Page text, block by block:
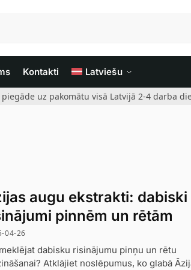
Kontakti Latviešu
piegāde uz pakomātu visā Latvijā 2-4 darba
augu ekstrakti: dabiski
pinnēm un rētām
04-26
dabisku risinājumu pinņu un rētu
Atklājiet noslēpumus, ko glabā